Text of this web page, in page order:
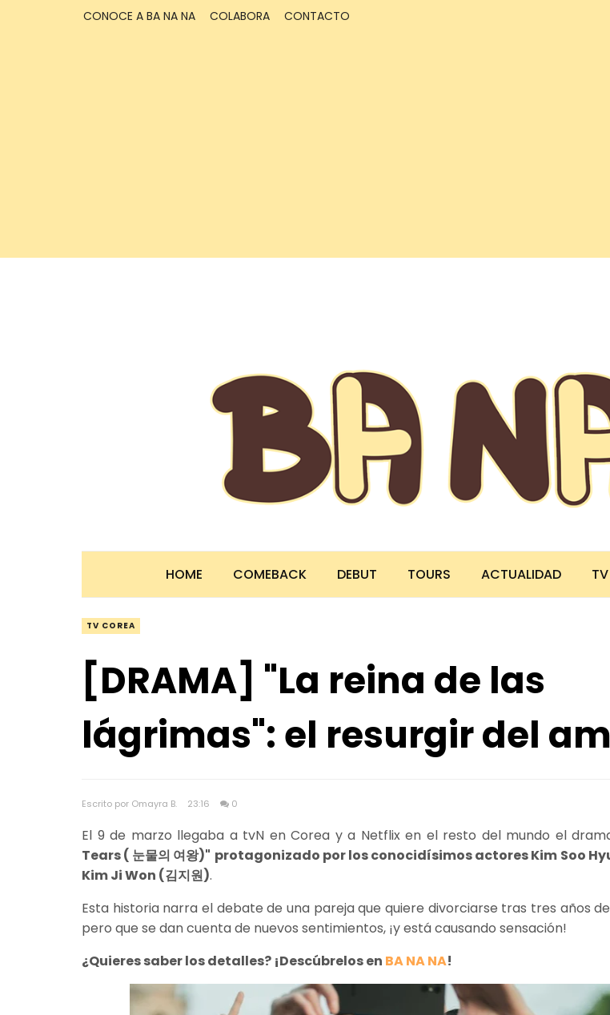
CONOCE A BA NA NA COLABORA CONTACTO
HOME COMEBACK DEBUT TOURS ACTUALIDAD TV
TV COREA
[DRAMA] "La reina de las
lágrimas": el resurgir del
Escrito por Omayra B. 23:16 0
El 9 de marzo llegaba a tvN en Corea y a Netflix en el resto del mundo el
Tears ( 눈물의 여왕)" protagonizado por los conocidísimos actores Kim Soo
Kim Ji Won (김지원).
Esta historia narra el debate de una pareja que quiere divorciarse tras tres años
pero que se dan cuenta de nuevos sentimientos, ¡y está causando sensación!
¿Quieres saber los detalles? ¡Descúbrelos en BA NA NA!